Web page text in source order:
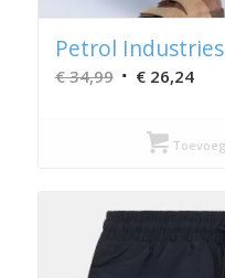
Petrol
€34,99
was:
€ 34,99.
€26,24
€